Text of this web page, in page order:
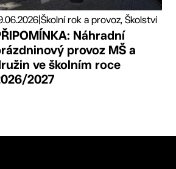
|Školní rok a provoz, Školství
Náhradní
provoz MŠ a
ve školním roce
2027